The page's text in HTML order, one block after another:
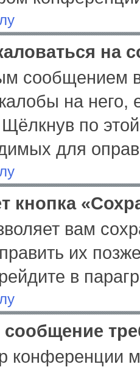
на
сообщением
на него,
по
для
кнопка
вам
их
в
конференции